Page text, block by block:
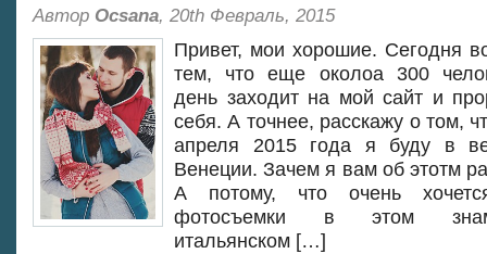
Автор Ocsana, 20th Февраль, 2015
Привет, мои хорошие. Сегодня
тем, что еще околоа 300
день заходит на мой сайт и
себя. А точнее, расскажу о том,
апреля 2015 года я буду в
Венеции. Зачем я вам об этотм
А потому, что очень
фотосъемки в этом
итальянском […]